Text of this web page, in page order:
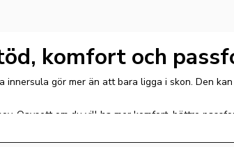
komfort och
gör mer än att bara ligga i skon. Den
Oavsett om du vill ha mer komfort, bättre